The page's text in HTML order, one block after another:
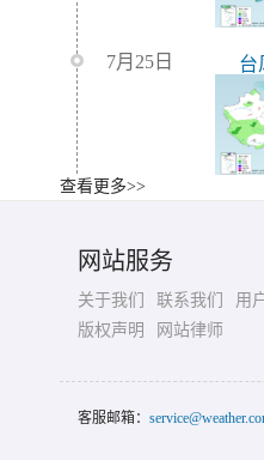
未
地
7月25日
降
查看更多>>
网站服务
关于我们 联系我们
用
版权声明
网站律师
客服邮箱：